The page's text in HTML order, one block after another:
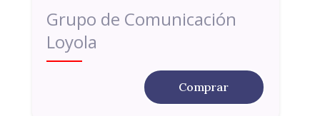
Grupo de Comunicación
Loyola
Comprar